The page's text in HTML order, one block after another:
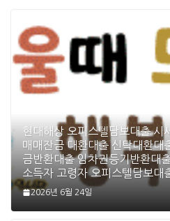
현대해상 오피스텔담보대출
매매잔금 대환대출 신탁대환대
금반환대출 임차권등기반환대
소득자 고령자 오피스텔담보대
2026년 6월 24일